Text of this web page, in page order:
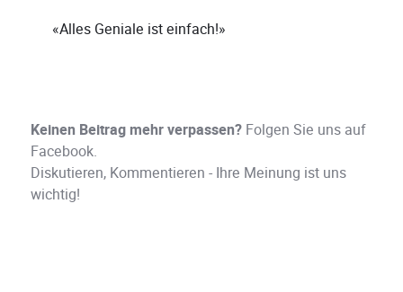
«Alles Geniale ist einfach!»
Keinen Beitrag mehr verpassen? Folgen Sie uns auf
Facebook.
Diskutieren, Kommentieren - Ihre Meinung ist uns
wichtig!